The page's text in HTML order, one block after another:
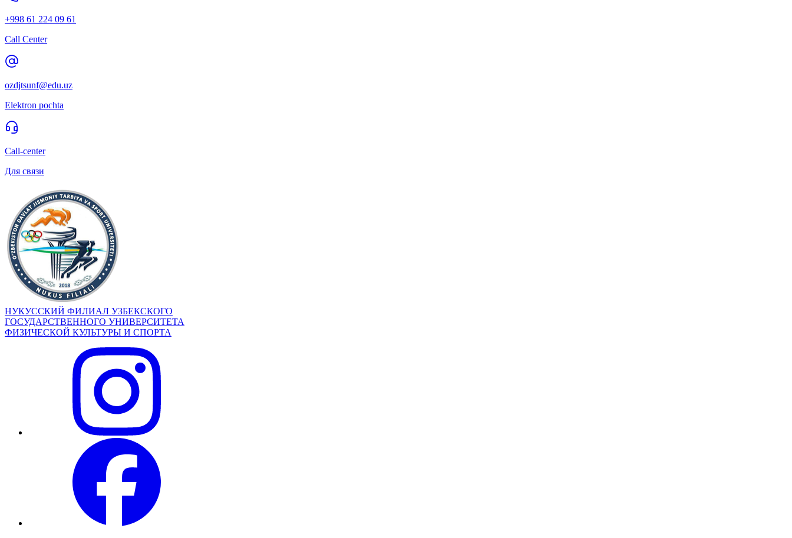
+998 61 224 09 61
Call Center
ozdjtsunf@edu.uz
Elektron pochta
Call-center
Для связи
НУКУССКИЙ ФИЛИАЛ УЗБЕКСКОГО
ГОСУДАРСТВЕННОГО УНИВЕРСИТЕТА
ФИЗИЧЕСКОЙ КУЛЬТУРЫ И СПОРТА